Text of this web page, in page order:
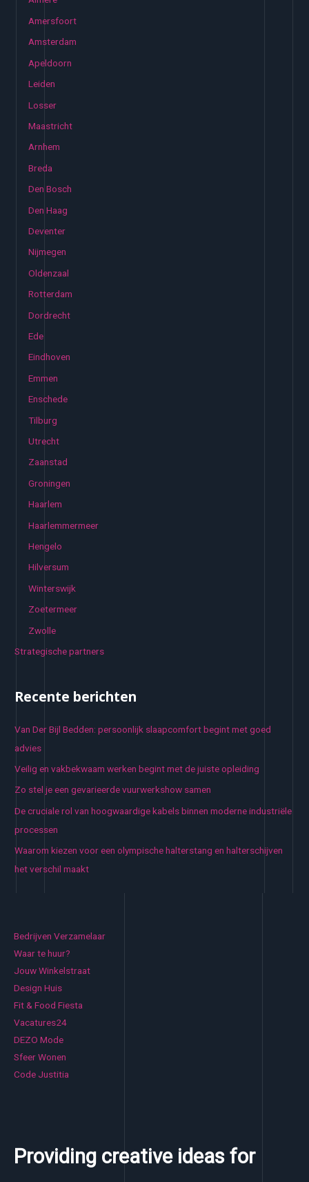
Amersfoort
Amsterdam
Apeldoorn
Leiden
Losser
Maastricht
Arnhem
Breda
Den Bosch
Den Haag
Deventer
Nijmegen
Oldenzaal
Rotterdam
Dordrecht
Ede
Eindhoven
Emmen
Enschede
Tilburg
Utrecht
Zaanstad
Groningen
Haarlem
Haarlemmermeer
Hengelo
Hilversum
Winterswijk
Zoetermeer
Zwolle
Strategische partners
Recente berichten
Van Der Bijl Bedden: persoonlijk slaapcomfort begint met goed
advies
Veilig en vakbekwaam werken begint met de juiste opleiding
Zo stel je een gevarieerde vuurwerkshow samen
De cruciale rol van hoogwaardige kabels binnen moderne industriële
processen
Waarom kiezen voor een olympische halterstang en halterschijven
het verschil maakt
Bedrijven Verzamelaar
Waar te huur?
Jouw Winkelstraat
Design Huis
Fit & Food Fiesta
Vacatures24
DEZO Mode
Sfeer Wonen
Code Justitia
Providing creative ideas for